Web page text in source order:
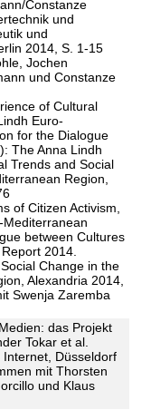
Constanze
und
und
2014, S. 1-15
Jochen
und Constanze
of Cultural
Euro-
for the Dialogue
The Anna Lindh
Trends and Social
Region,
of Citizen Activism,
Mediterranean
between Cultures
2014.
Change in the
Alexandria 2014,
Swenja Zaremba
das Projekt
Tokar et al.
Düsseldorf
mit Thorsten
und Klaus